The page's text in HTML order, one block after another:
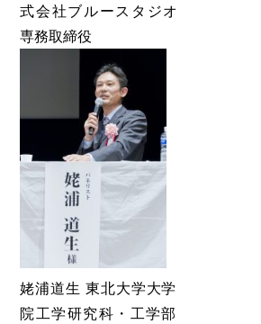
式会社ブルースタジオ
専務取締役
姥浦道生 東北大学大学
院工学研究科・工学部